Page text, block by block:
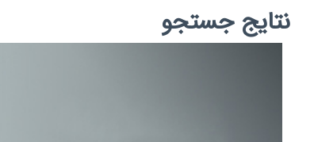
نتایج جستجو